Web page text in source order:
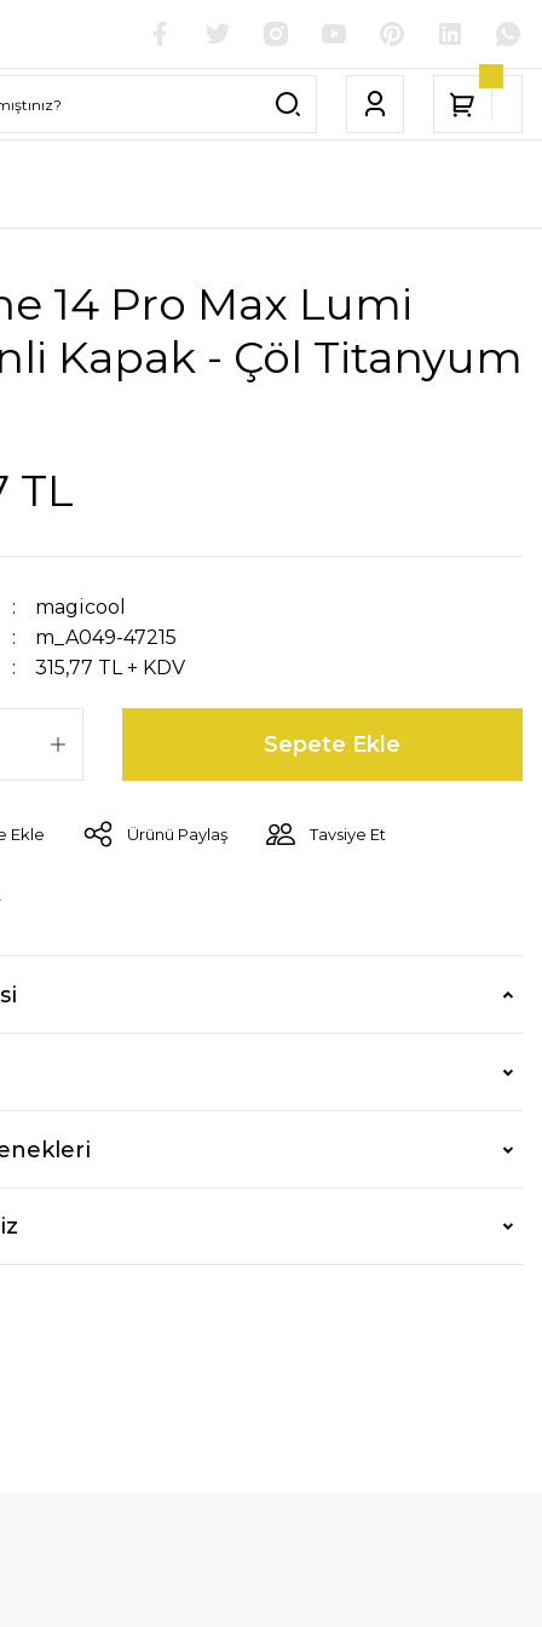
14 Pro Max Lumi
Kapak - Çöl Titanyum
TL
magicool
m_A049-47215
315,77 TL + KDV
Sepete Ekle
Ürünü Paylaş Tavsiye Et